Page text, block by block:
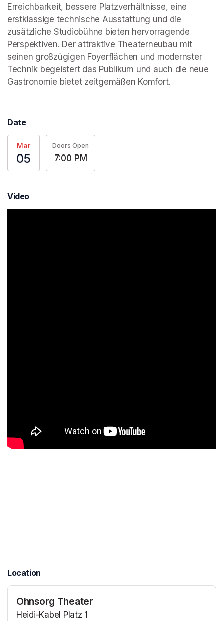
Erreichbarkeit, bessere Platzverhältnisse, eine
erstklassige technische Ausstattung und die
zusätzliche Studiobühne bieten hervorragende
Perspektiven. Der attraktive Theaterneubau mit
seinen großzügigen Foyerflächen und modernster
Technik begeistert das Publikum und auch die neue
Gastronomie bietet zeitgemäßen Komfort.
Date
Mar
05
Doors Open
7:00 PM
Video
Location
Ohnsorg Theater
Heidi-Kabel Platz 1